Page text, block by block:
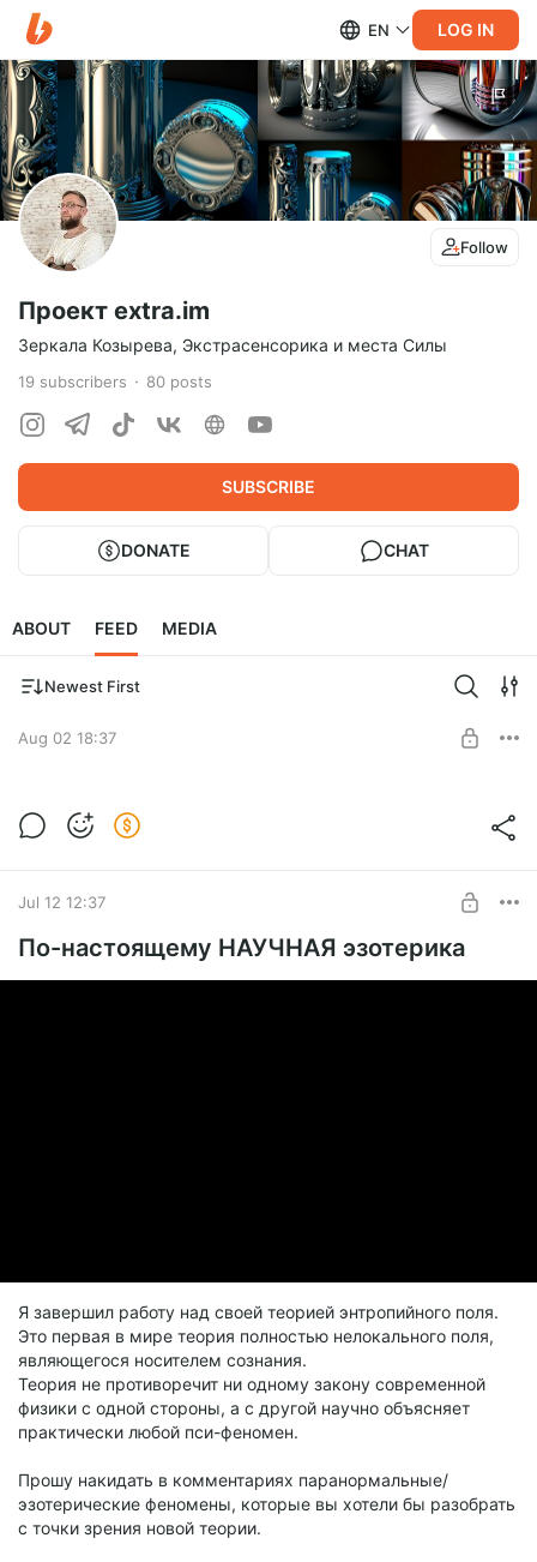
EN LOG IN
Follow
Проект extra.im
Зеркала Козырева, Экстрасенсорика и места Силы
19 subscribers 80 posts
SUBSCRIBE
DONATE CHAT
ABOUT FEED MEDIA
Newest First
Aug 02 18:37
Jul 12 12:37
По-настоящему НАУЧНАЯ эзотерика
Я завершил работу над своей теорией энтропийного поля.
Это первая в мире теория полностью нелокального поля,
являющегося носителем сознания.
Теория не противоречит ни одному закону современной
физики с одной стороны, а с другой научно объясняет
практически любой пси-феномен.
Прошу накидать в комментариях паранормальные/
эзотерические феномены, которые вы хотели бы разобрать
с точки зрения новой теории.